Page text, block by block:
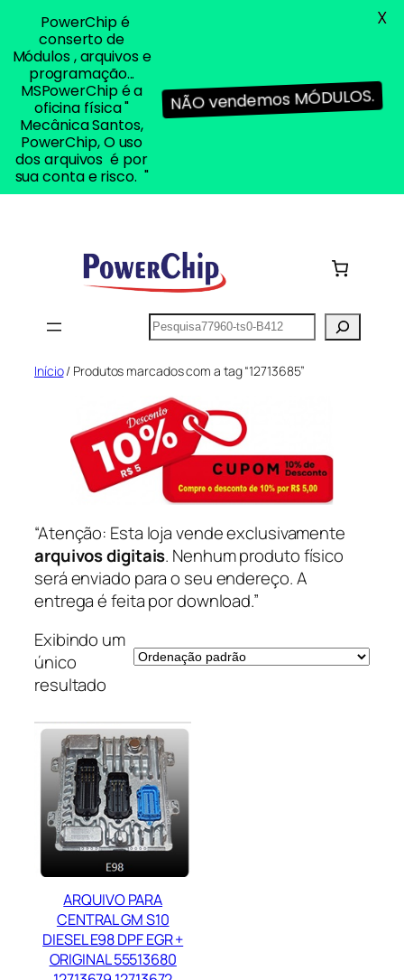
Pesquisar
Início/ Produtos marcados com a tag “12713685”
“Atenção: Esta loja vende exclusivamente
arquivos digitais. Nenhum produto físico
será enviado para o seu endereço. A
entrega é feita por download.”
Exibindo um
único
resultado
ARQUIVO PARA
CENTRAL GM S10
DIESEL E98 DPF EGR +
ORIGINAL 55513680
PowerChip é
conserto de
Módulos , arquivos e
programação...
MSPowerChip é a
oficina física "
Mecânica Santos,
PowerChip, O uso
dos arquivos é por
sua conta e risco. "
NÃO vendemos MÓDULOS.
X